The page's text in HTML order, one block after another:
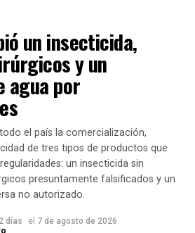
monto, la familia queda excluida
la suma de los ingresos de
inferior al tope general.
un insecticida,
y un
agua por
el país la comercialización,
de tres tipos de productos que
un insecticida sin
presuntamente falsificados y un
no autorizado.
días el 7 de agosto de 2026